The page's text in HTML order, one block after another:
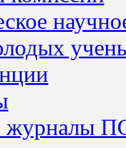
журналы